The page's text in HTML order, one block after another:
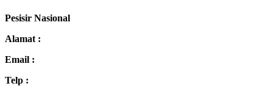
Pesisir Nasional
Alamat :
Email :
Telp :